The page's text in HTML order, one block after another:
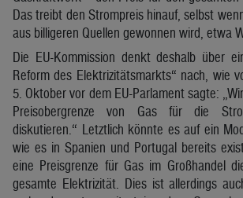
Das treibt den Strompreis hinauf, selbst
aus billigeren Quellen gewonnen wird, etwa
Die EU-Kommission denkt deshalb über
Reform des Elektrizitätsmarkts“ nach, wie
5. Oktober vor dem EU-Parlament sagte:
Preisobergrenze von Gas für die
diskutieren.“ Letztlich könnte es auf ein
wie es in Spanien und Portugal bereits
eine Preisgrenze für Gas im Großhandel
gesamte Elektrizität. Dies ist allerdings